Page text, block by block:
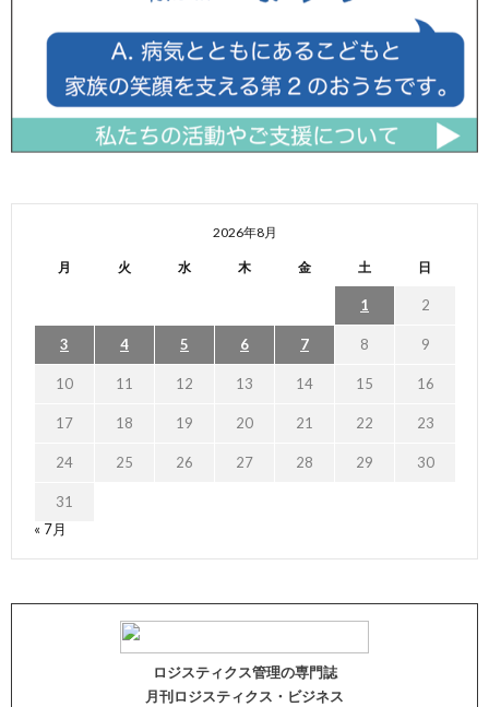
2026年8月
月 火 水 木 金 土 日
1 2
3 4 5 6 7 8 9
10 11 12 13 14 15 16
17 18 19 20 21 22 23
24 25 26 27 28 29 30
31
« 7月
ロジスティクス管理の専門誌
月刊ロジスティクス・ビジネス